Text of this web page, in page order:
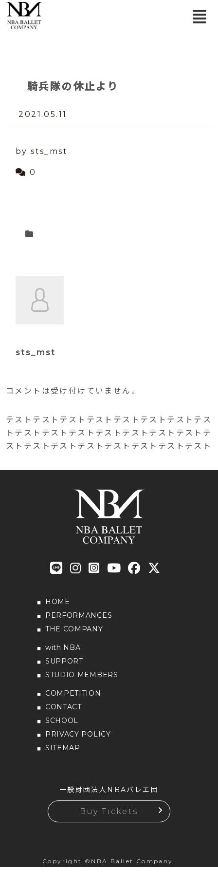
騎兵隊の休止より
2021.05.11
by sts_mst
0
sts_mst
コメントは受け付けていません。
テストテストテストテストテストテストテストテス
トテストテストテストテストテストテストテストテ
ストテストテストテストテストテストテストテスト
HOME
PERFORMANCES
THE COMPANY
with NBA
SUPPORT
STUDIO MEMBERS
COMPETITION
CONTACT
SCHOOL
PRIVACY POLICY
SITEMAP
一般財団法人NBAバレエ団
Buy Tickets
Copyright ©NBA Ballet Company.